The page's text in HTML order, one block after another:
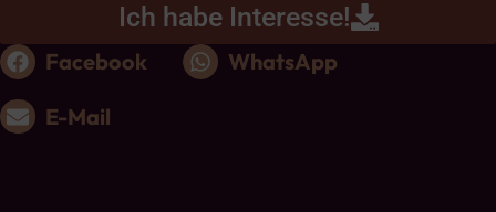
Ich habe Interesse!
Facebook
WhatsApp
E-Mail